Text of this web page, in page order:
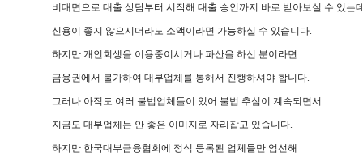
비대면으로 대출 상담부터 시작해 대출 승인까지 바로 받아보실 수 있는
신용이 좋지 않으시더라도 소액이라면 가능하실 수 있습니다.
하지만 개인회생을 이용중이시거나 파산을 하신 분이라면
금융권에서 불가하여 대부업체를 통해서 진행하셔야 합니다.
그러나 아직도 여러 불법업체들이 있어 불법 추심이 계속되면서
지금도 대부업체는 안 좋은 이미지로 자리잡고 있습니다.
하지만 한국대부금융협회에 정식 등록된 업체들만 엄선해